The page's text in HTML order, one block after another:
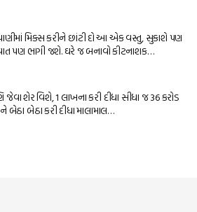
મિક્સ કરીને છાંટી દો આ એક વસ્તુ, સુકાશે પણ
પણ ભાગી જશે. ઘરે જ બનાવો કીટનાશક…
શેર વિશે, 1 લાખના કરી દીધા સીધા જ 36 કરોડ
બેઠા બેઠા કરી દીધા માલામાલ…